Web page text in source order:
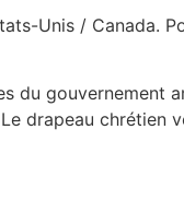
Unis / Canada.
du gouvernement
drapeau chrétien